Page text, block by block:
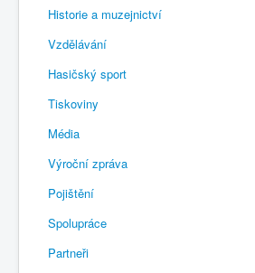
Historie a muzejnictví
Vzdělávání
Hasičský sport
Tiskoviny
Média
Výroční zpráva
Pojištění
Spolupráce
Partneři